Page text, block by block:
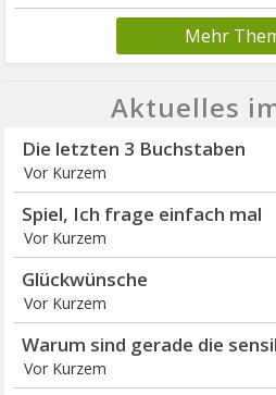
Mehr
Aktuelles
Die letzten 3 Buchstaben
Vor Kurzem
Spiel, Ich frage einfach mal
Vor Kurzem
Glückwünsche
Vor Kurzem
Warum sind gerade die
Vor Kurzem